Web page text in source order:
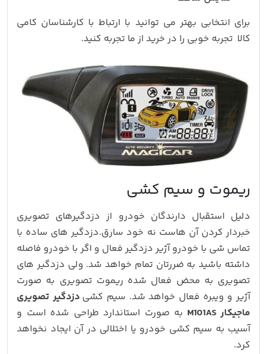
برای انتخابی بهتر می توانید با ارتباط با کارشناسان کامی
کالا تجربه خوبی را در خرید از ما تجربه کنید.
ریموت و سیم کشی
دلیل استقبال دارندگان خودرو از دزدگیرهای تصویری
خبردار کردن آن هاست نه خود سارق.دزدگیر های ساده با
تماس شی با خودرو آژیر دزدگیر فعال و اگر با خودرو فاصله
داشته باشید به ضررتان تمام خواهد شد. ولی دزدگیر های
تصویری به محض فعال شده ریموت تصویری به صورت
آژیر و ویبره فعال خواهد شد. سیم کشی دزدگیر تصویری
ماجیکار M101AS
به صورت استاندارد طراحی شده است و
آسیب به سیم کشی خودرو یا اختلالی در آن ایجاد نخواهد
کرد.